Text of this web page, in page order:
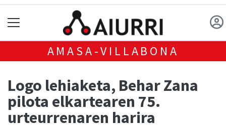
AMASA-VILLABONA
Logo lehiaketa, Behar Zana
pilota elkartearen 75.
urteurrenaren harira